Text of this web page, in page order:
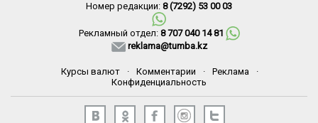
Номер редакции: 8 (7292) 53 00 03
Рекламный отдел: 8 707 040 14 81
reklama@tumba.kz
Курсы валют · Комментарии · Реклама
·
Конфиденциальность